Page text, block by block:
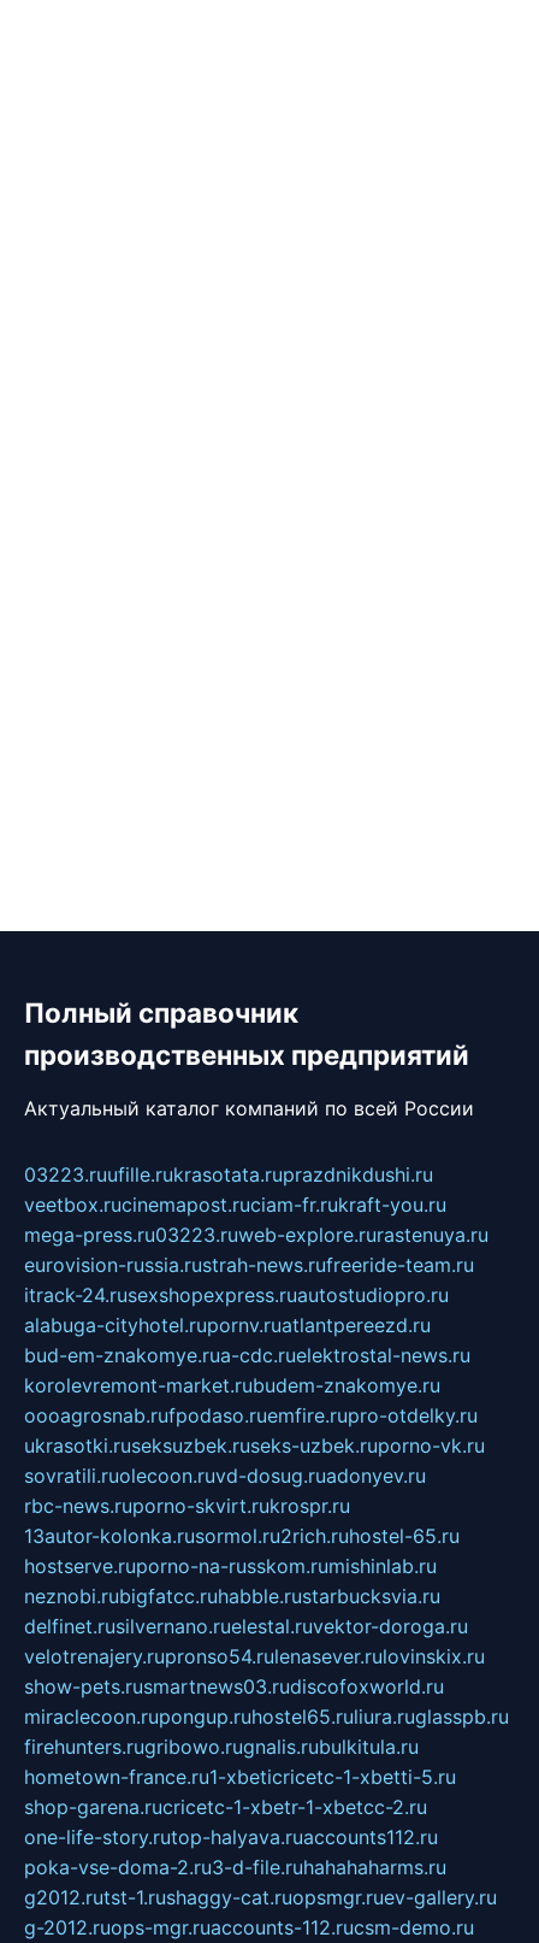
Полный справочник
производственных предприятий
Актуальный каталог компаний по всей России
03223.ruufille.rukrasotata.ruprazdnikdushi.ru
veetbox.rucinemapost.ruciam-fr.rukraft-you.ru
mega-press.ru03223.ruweb-explore.rurastenuya.ru
eurovision-russia.rustrah-news.rufreeride-team.ru
itrack-24.rusexshopexpress.ruautostudiopro.ru
alabuga-cityhotel.rupornv.ruatlantpereezd.ru
bud-em-znakomye.rua-cdc.ruelektrostal-news.ru
korolevremont-market.rubudem-znakomye.ru
oooagrosnab.rufpodaso.ruemfire.rupro-otdelky.ru
ukrasotki.ruseksuzbek.ruseks-uzbek.ruporno-vk.ru
sovratili.ruolecoon.ruvd-dosug.ruadonyev.ru
rbc-news.ruporno-skvirt.rukrospr.ru
13autor-kolonka.rusormol.ru2rich.ruhostel-65.ru
hostserve.ruporno-na-russkom.rumishinlab.ru
neznobi.rubigfatcc.ruhabble.rustarbucksvia.ru
delfinet.rusilvernano.ruelestal.ruvektor-doroga.ru
velotrenajery.rupronso54.rulenasever.rulovinskix.ru
show-pets.rusmartnews03.rudiscofoxworld.ru
miraclecoon.rupongup.ruhostel65.ruliura.ruglasspb.ru
firehunters.rugribowo.rugnalis.rubulkitula.ru
hometown-france.ru1-xbeticricetc-1-xbetti-5.ru
shop-garena.rucricetc-1-xbetr-1-xbetcc-2.ru
one-life-story.rutop-halyava.ruaccounts112.ru
poka-vse-doma-2.ru3-d-file.ruhahahaharms.ru
g2012.rutst-1.rushaggy-cat.ruopsmgr.ruev-gallery.ru
g-2012.ruops-mgr.ruaccounts-112.rucsm-demo.ru